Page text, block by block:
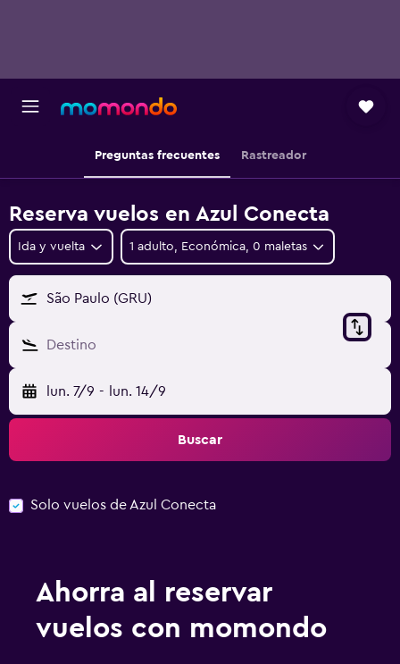
Preguntas frecuentes Rastreador
Reserva vuelos en Azul Conecta
Ida y vuelta 1 adulto, Económica, 0 maletas
São Paulo (GRU)
Destino
lun. 7/9 - lun. 14/9
Buscar
Solo vuelos de Azul Conecta
Ahorra al reservar
vuelos con momondo